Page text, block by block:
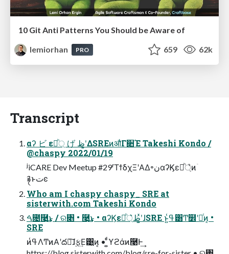
10 Git Anti Patterns You Should be Aware of
lemiorhan
PRO 659 62k
Transcript
αʔ ビ ε্ཱͪ げ ظʹ͓͚ΔSREͷऔΓ૊Έ Takeshi Kondo /
@chaspy 2022/01/19
ʲiCARE Dev Meetup #29ʳΤϯδχΞʹΑΔ৽نαʔϏε্ཱͪ͛ͷۤ
࿑ͱتͼ
Who am I chaspy chaspy_ SRE at
sisterwith.com Takeshi Kondo
ࠓ೔࿩͢͜ͱ / ର৅ • ࿩͢͜ͱ • αʔϏε্ཱͪ͛ظʹ͓͍ͯɺSRE ͱ͍͏ߟ͑͸Ͳ͏໾ʹཱͭͷ͔ •
SRE
ͷߟ͑ΛͲͷΑ͏ʹద༻͠ɺ࣮ફ͢Ε͹͍͍ͷ͔ • ͍͍ͩͨϒϩάͷ࿩Ͱ͢